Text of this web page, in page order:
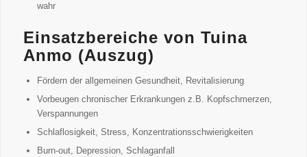
wahr
Einsatzbereiche von Tuina
Anmo (Auszug)
Fördern der allgemeinen Gesundheit, Revitalisierung
Vorbeugen chronischer Erkrankungen z.B. Kopfschmerzen,
Verspannungen
Schlaflosigkeit, Stress, Konzentrationsschwierigkeiten
Burn-out, Depression, Schlaganfall